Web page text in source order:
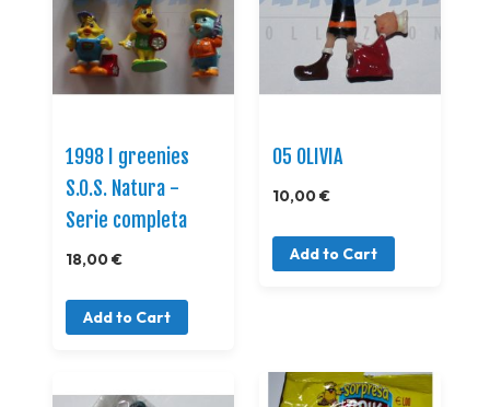
1998 I greenies
S.O.S. Natura -
Serie completa
18,00 €
Add to Cart
05 OLIVIA
10,00 €
Add to Cart